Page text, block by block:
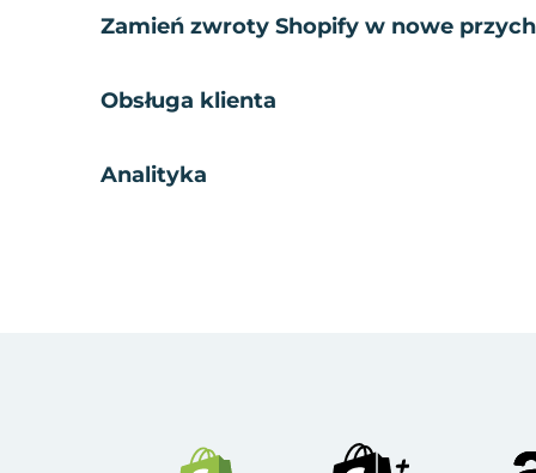
Zamień zwroty Shopify w nowe
Obsługa klienta
Analityka